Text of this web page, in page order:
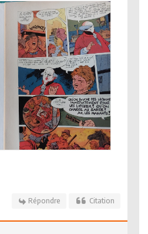
Répondre Citation